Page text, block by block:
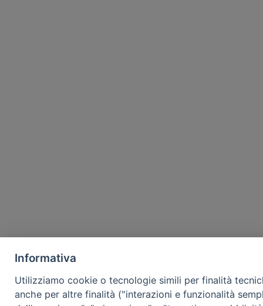
Informativa
Utilizziamo cookie o tecnologie simili per finalità
anche per altre finalità ("interazioni e funzionalità